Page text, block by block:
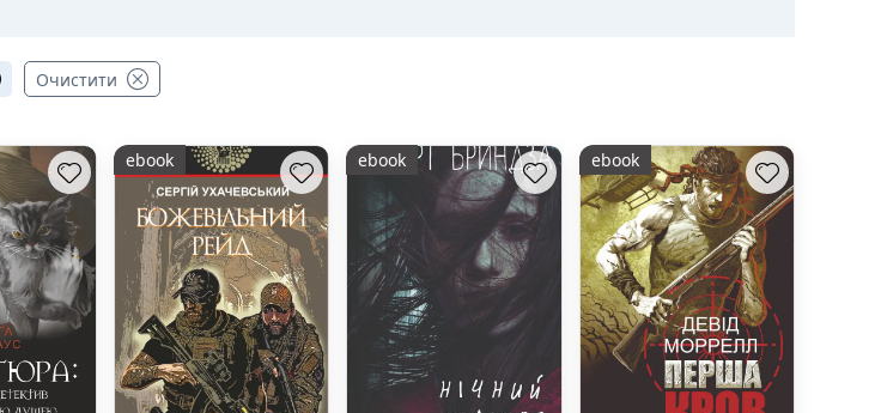
Очистити
ebook ebook ebook